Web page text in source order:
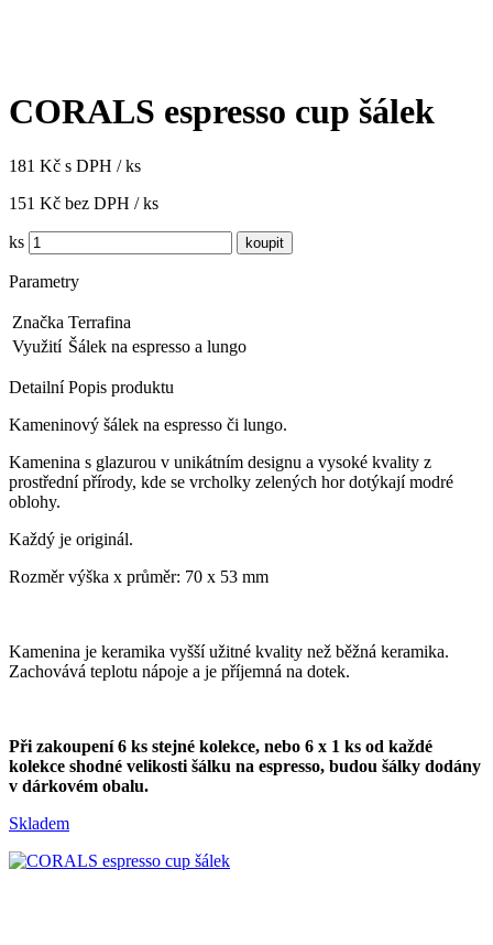
CORALS espresso cup šálek
181 Kč s DPH / ks
151 Kč bez DPH / ks
ks
Parametry
Značka Terrafina
Využití Šálek na espresso a lungo
Detailní Popis produktu
Kameninový šálek na espresso či lungo.
Kamenina s glazurou v unikátním designu a vysoké kvality z
prostřední přírody, kde se vrcholky zelených hor dotýkají modré
oblohy.
Každý je originál.
Rozměr výška x průměr: 70 x 53 mm
Kamenina je keramika vyšší užitné kvality než běžná keramika.
Zachovává teplotu nápoje a je příjemná na dotek.
Při zakoupení 6 ks stejné kolekce, nebo 6 x 1 ks od každé
kolekce shodné velikosti šálku na espresso, budou šálky dodány
v dárkovém obalu.
Skladem